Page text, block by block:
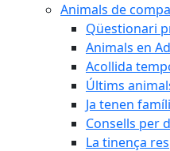
Animals de
Qüestionari
Animals en
Acollida
Últims
Ja tenen
Consells per
La tinença